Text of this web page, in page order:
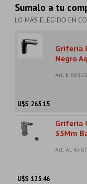
Sumalo a tu
LO MÁS ELEGIDO EN
Griferia
Negro
Art: E-
U$S 265.15
Griferia
35Mm
Art: AL-
U$S 125.46